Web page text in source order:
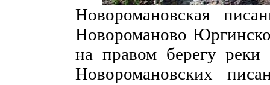
Новоромановская
Новороманово
на правом берегу
Новоромановских